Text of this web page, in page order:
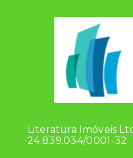
Literatura Imóveis
24.839.034/0001-32